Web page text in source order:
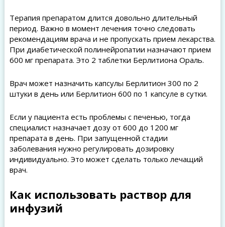
Терапия препаратом длится довольно длительный
период. Важно в момент лечения точно следовать
рекомендациям врача и не пропускать прием лекарства.
При диабетической полинейропатии назначают прием
600 мг препарата. Это 2 таблетки Берлитиона Ораль.
Врач может назначить капсулы Берлитион 300 по 2
штуки в день или Берлитион 600 по 1 капсуле в сутки.
Если у пациента есть проблемы с печенью, тогда
специалист назначает дозу от 600 до 1200 мг
препарата в день. При запущенной стадии
заболевания нужно регулировать дозировку
индивидуально. Это может сделать только лечащий
врач.
Как использовать раствор для
инфузий